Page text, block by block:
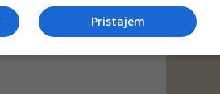
Pristajem